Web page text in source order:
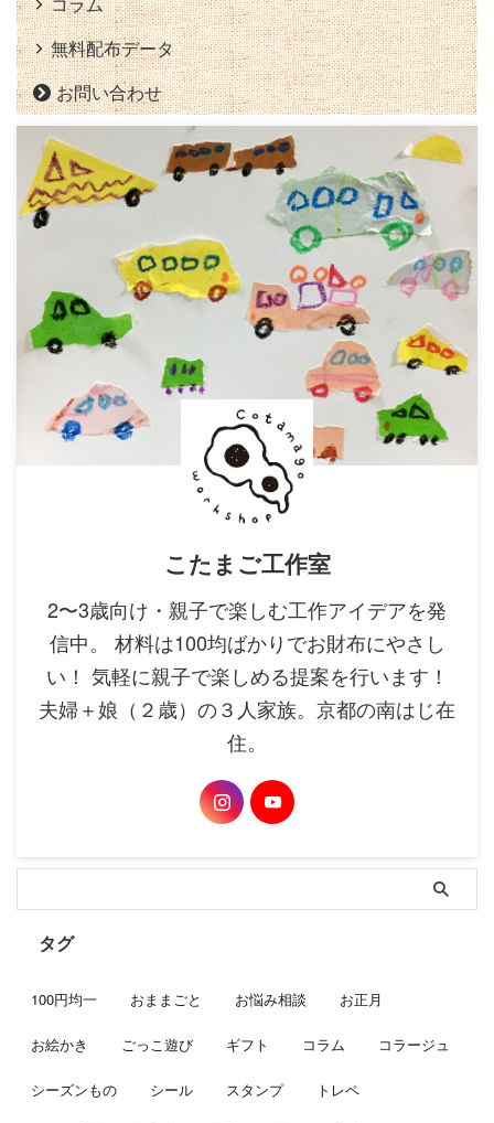
無料配布データ
お問い合わせ
こたまご工作室
2〜3歳向け・親子で楽しむ工作アイデアを発
信中。 材料は100均ばかりでお財布にやさし
い！ 気軽に親子で楽しめる提案を行います！
夫婦＋娘（２歳）の３人家族。京都の南はじ在
住。
タグ
100円均一 おままごと お悩み相談 お正月
お絵かき ごっこ遊び ギフト コラム コラージュ
シーズンもの シール スタンプ トレペ